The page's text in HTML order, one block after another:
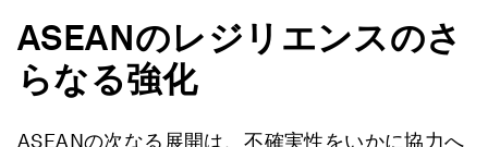
ASEANのレジリエンスのさ
らなる強化
ASEANの次なる展開は、不確実性をいかに協力へ